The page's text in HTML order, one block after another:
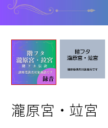
瀧原宮・竝宮